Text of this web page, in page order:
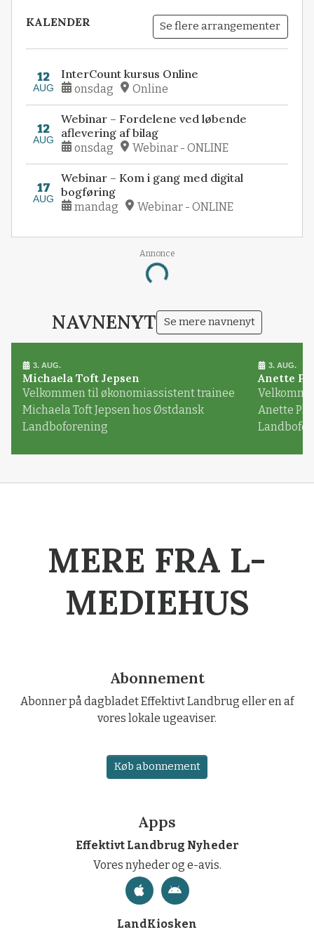
KALENDER Se flere arrangementer
12
AUG
InterCount kursus Online
onsdag Online
12
AUG
Webinar – Fordelene ved løbende
aflevering af bilag
onsdag Webinar - ONLINE
17
AUG
Webinar – Kom i gang med digital
bogføring
mandag Webinar - ONLINE
Annonce
Loading...
NAVNENYT Se mere navnenyt
3. AUG.
Michaela Toft Jepsen
Velkommen til økonomiassistent trainee
Michaela Toft Jepsen hos Østdansk
Landboforening
3. AUG.
Anette
Anette
MERE FRA L-
MEDIEHUS
Abonnement
Abonner på dagbladet Effektivt Landbrug eller en af
vores lokale ugeaviser.
Køb abonnement
Apps
Effektivt Landbrug Nyheder
Vores nyheder og e-avis.
LandKiosken